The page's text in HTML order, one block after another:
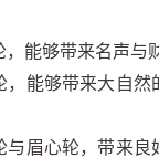
能够带来名声与
，能够带来大自然
与眉心轮，带来良